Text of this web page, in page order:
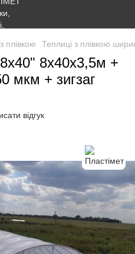
плівкою Теплиці з плівкою
8х40х3,5м +
мкм + зигзаг
відгук